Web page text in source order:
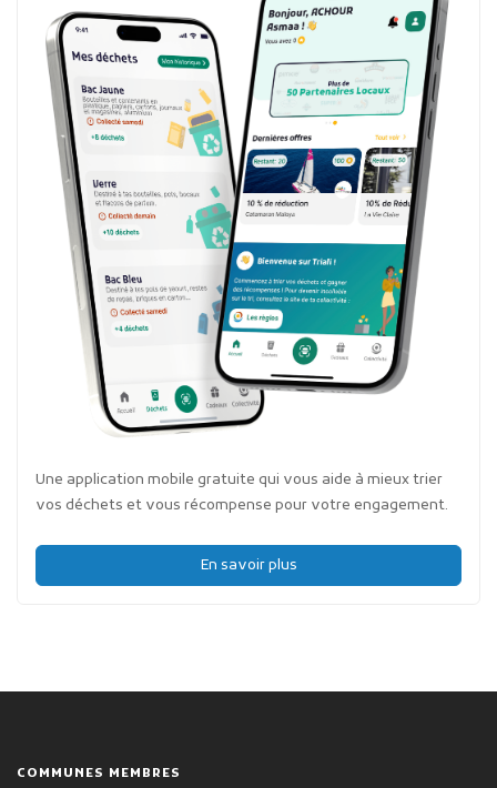
Une application mobile gratuite qui vous aide à mieux trier
vos déchets et vous récompense pour votre engagement.
En savoir plus
COMMUNES MEMBRES